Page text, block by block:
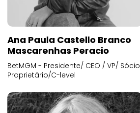
Ana Paula Castello Branco
Mascarenhas Peracio
BetMGM - Presidente/ CEO / VP/ Sócio
Proprietário/C-level